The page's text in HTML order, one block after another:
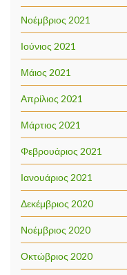
Νοέμβριος 2021
Ιούνιος 2021
Μάιος 2021
Απρίλιος 2021
Μάρτιος 2021
Φεβρουάριος 2021
Ιανουάριος 2021
Δεκέμβριος 2020
Νοέμβριος 2020
Οκτώβριος 2020